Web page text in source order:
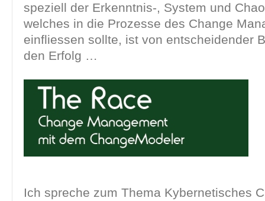
speziell der Erkenntnis-, System und
welches in die Prozesse des Change
einfliessen sollte, ist von entscheidender
den Erfolg …
Ich spreche zum Thema Kybernetisches